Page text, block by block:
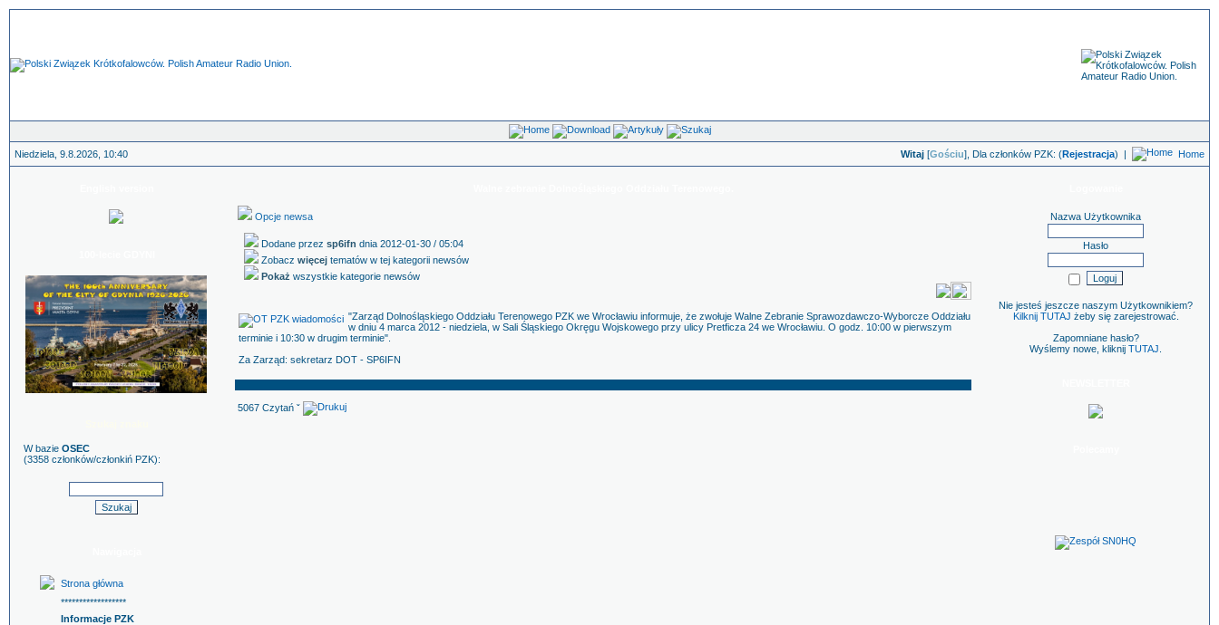
Niedziela, 9.8.2026, 10:40 Witaj [Gościu], Dla członków PZK: (Rejestracja) | Home
W bazie OSEC
(3358 członków/członkiń PZK):
Strona główna
******************
Informacje PZK
Opcje newsa
Dodane przez sp6ifn dnia 2012-01-30 / 05:04
Zobacz więcej tematów w tej kategorii newsów
Pokaż wszystkie kategorie newsów
"Zarząd Dolnośląskiego Oddziału Terenowego PZK we Wrocławiu informuje, że zwołuje Walne Zebranie Sprawozdawczo-Wyborcze Oddziału
w dniu 4 marca 2012 - niedziela, w Sali Śląskiego Okręgu Wojskowego przy ulicy Pretficza 24 we Wrocławiu. O godz. 10:00 w pierwszym
terminie i 10:30 w drugim terminie".
Za Zarząd: sekretarz DOT - SP6IFN
5067 Czytań ˇ
Nazwa Użytkownika
Hasło
Nie jesteś jeszcze naszym Użytkownikiem?
Kilknij TUTAJ żeby się zarejestrować.
Zapomniane hasło?
Wyślemy nowe, kliknij TUTAJ